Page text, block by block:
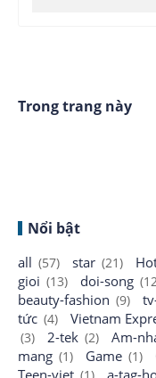
Trong trang này
Nổi bật
all (57) star (21)
gioi (13) doi-song
beauty-fashion (9)
tức (4) Vietnam
(3) 2-tek (2) Am-
mang (1) Game (1)